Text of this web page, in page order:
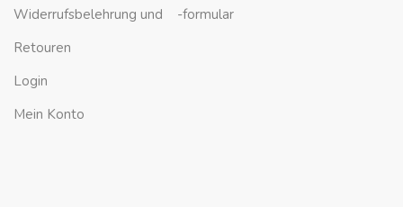
Widerrufsbelehrung und -formular
Retouren
Login
Mein Konto